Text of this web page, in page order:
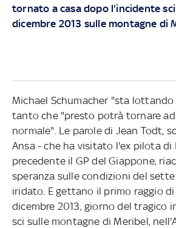
tornato a casa dopo l'incidente
dicembre 2013 sulle montagne di
Michael Schumacher "sta lottando
tanto che "presto potrà tornare
normale". Le parole di Jean Todt,
Ansa - che ha visitato l'ex pilota di
precedente il GP del Giappone,
speranza sulle condizioni del
iridato. E gettano il primo raggio
dicembre 2013, giorno del tragico
sci sulle montagne di Meribel,